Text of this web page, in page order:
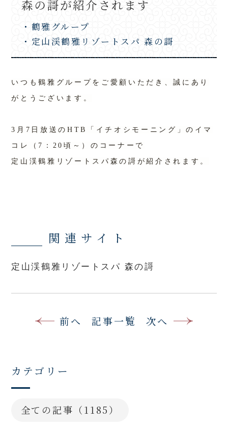
森の謌が紹介されます
・鶴雅グループ
・定山渓鶴雅リゾートスパ 森の謌
いつも鶴雅グループをご愛顧いただき、誠にあり
がとうございます。
3月7日放送のHTB「イチオシモーニング」のイマ
コレ（7：20頃～）のコーナーで
定山渓鶴雅リゾートスパ森の謌が紹介されます。
関連サイト
定山渓鶴雅リゾートスパ 森の謌
前へ 記事一覧 次へ
カテゴリー
全ての記事（1185）